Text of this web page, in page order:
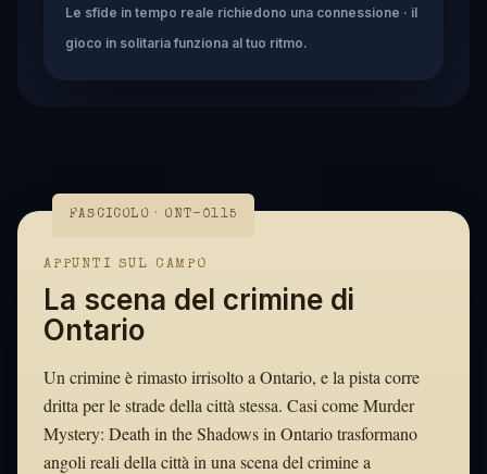
Le sfide in tempo reale richiedono una connessione · il
gioco in solitaria funziona al tuo ritmo.
FASCICOLO · ONT-0115
APPUNTI SUL CAMPO
La scena del crimine di
Ontario
Un crimine è rimasto irrisolto a Ontario, e la pista corre
dritta per le strade della città stessa. Casi come Murder
Mystery: Death in the Shadows in Ontario trasformano
angoli reali della città in una scena del crimine a